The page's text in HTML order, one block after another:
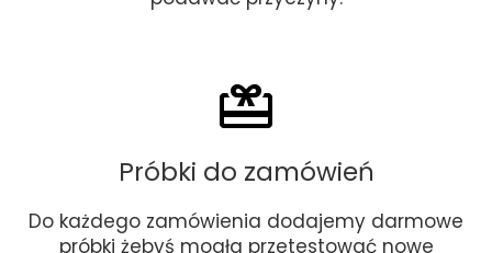
Próbki do zamówień
Do każdego zamówienia dodajemy darmowe
próbki żebyś mogła przetestować nowe